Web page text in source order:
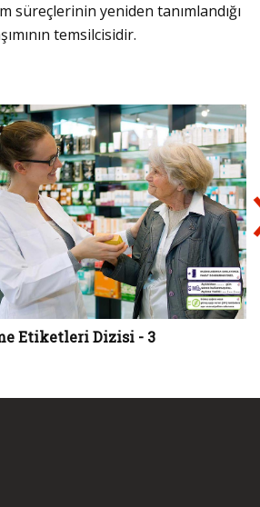
süreçlerinin yeniden tanımlandığı
temsilcisidir.
Etiketleri Dizisi - 3